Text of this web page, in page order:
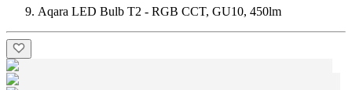
Aqara LED Bulb T2 - RGB CCT, GU10, 450lm